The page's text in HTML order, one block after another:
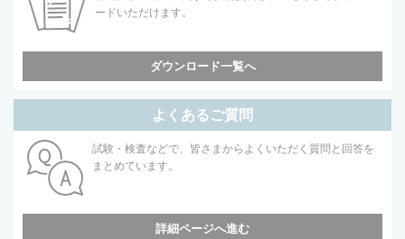
ードいただけます。
ダウンロード一覧へ
よくあるご質問
試験・検査などで、皆さまからよくいただく質問と回答を
まとめています。
詳細ページへ進む